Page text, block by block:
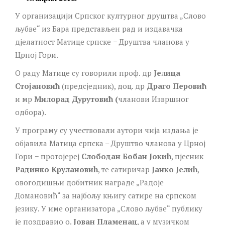
У организацији Српског културног друштва „Слово
љубве“ из Бара представљен рад и издавачка
дјелатност Матице српске − Друштва чланова у
Црној Гори.
О раду Матице су говорили проф. др Јелица
Стојановић (предсједник), доц. др Драго Перовић
и мр Милорад Дурутовић (чланови Извршног
одбора).
У програму су учествовали аутори чија издања је
објавила Матица српска – Друштво чланова у Црној
Гори − протојереј Слободан Бобан Јокић, пјесник
Радинко Kрулановић, те сатиричар Јанко Јелић,
овогодишњи добитник награде „Радоје
Домановић“ за најбољу књигу сатире на српском
језику. У име организатора „Слово љубве“ публику
је поздравио о. Јован Пламенац, а у музичком